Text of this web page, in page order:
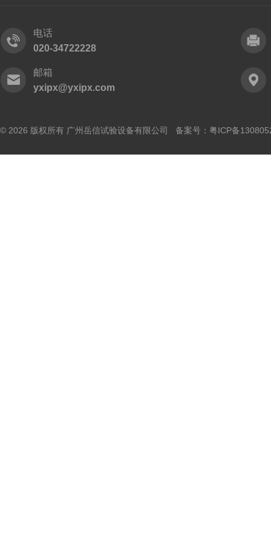
电话
020-34722228
邮箱
yxipx@yxipx.com
© 2026 版权所有 广州岳信试验设备有限公司 备案号： 粤ICP备